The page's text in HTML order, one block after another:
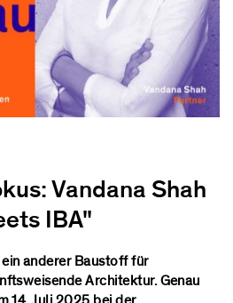
Vandana Shah
IBA"
anderer Baustoff für
Architektur. Genau